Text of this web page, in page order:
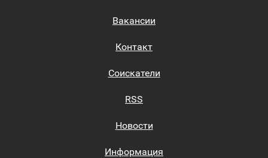
Вакансии
Контакт
Соискатели
RSS
Новости
Информация